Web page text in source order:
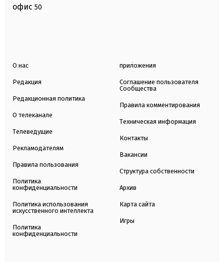
офис 50
О нас
Редакция
Редакционная политика
О телеканале
Телеведущие
Рекламодателям
Правила пользования
Политика
конфиденциальности
Политика использования
искусственного интеллекта
Политика
конфиденциальности
приложения
Соглашение пользователя
Сообщества
Правила комментирования
Техническая информация
Контакты
Вакансии
Структура собственности
Архив
Карта сайта
Игры